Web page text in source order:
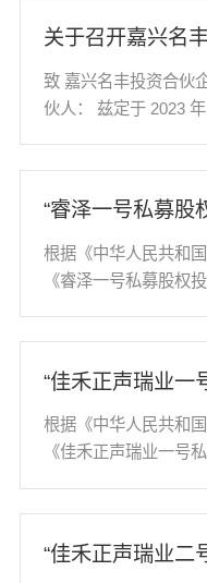
致 嘉兴名丰投资合伙
伙人： 兹定于 2023 年 2 月 4 日上午 10 时在
根据《中华人民共和
《睿泽一号私募股权
有人大会向...
根据《中华人民共和
《佳禾正声瑞业一号
金基金份...